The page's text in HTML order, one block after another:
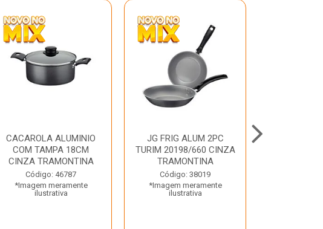
CACAROLA ALUMINIO
COM TAMPA 18CM
CINZA TRAMONTINA
Código: 46787
*Imagem meramente
ilustrativa
JG FRIG ALUM 2PC
TURIM 20198/660 CINZA
TRAMONTINA
Código: 38019
*Imagem meramente
ilustrativa